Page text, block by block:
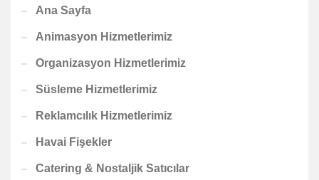
Ana Sayfa
Animasyon Hizmetlerimiz
Organizasyon Hizmetlerimiz
Süsleme Hizmetlerimiz
Reklamcılık Hizmetlerimiz
Havai Fişekler
Catering & Nostaljik Satıcılar